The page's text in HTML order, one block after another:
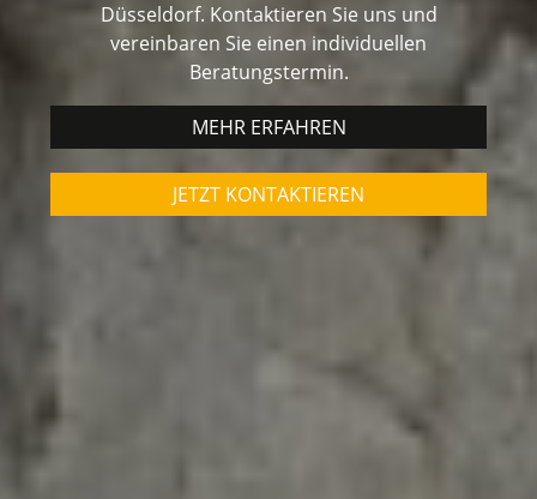
Düsseldorf. Kontaktieren Sie uns und
vereinbaren Sie einen individuellen
Beratungstermin.
MEHR ERFAHREN
JETZT KONTAKTIEREN